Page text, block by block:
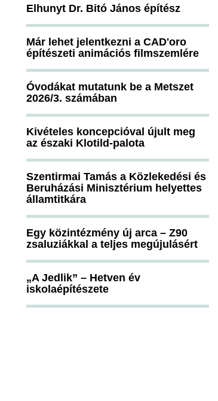
Elhunyt Dr. Bitó János építész
Már lehet jelentkezni a CAD'oro
építészeti animációs filmszemlére
Óvodákat mutatunk be a Metszet
2026/3. számában
Kivételes koncepcióval újult meg
az északi Klotild-palota
Szentirmai Tamás a Közlekedési és
Beruházási Minisztérium helyettes
államtitkára
Egy közintézmény új arca – Z90
zsaluziákkal a teljes megújulásért
„A Jedlik” – Hetven év
iskolaépítészete